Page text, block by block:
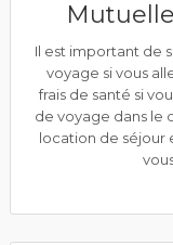
Il est important de
voyage si vous
frais de santé si
de voyage dans le
location de séjour